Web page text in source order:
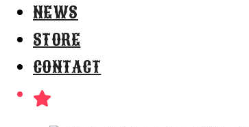
NEWS
STORE
CONTACT